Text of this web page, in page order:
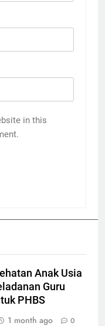
in this
Anak Usia
Guru
PHBS
1 month ago 0